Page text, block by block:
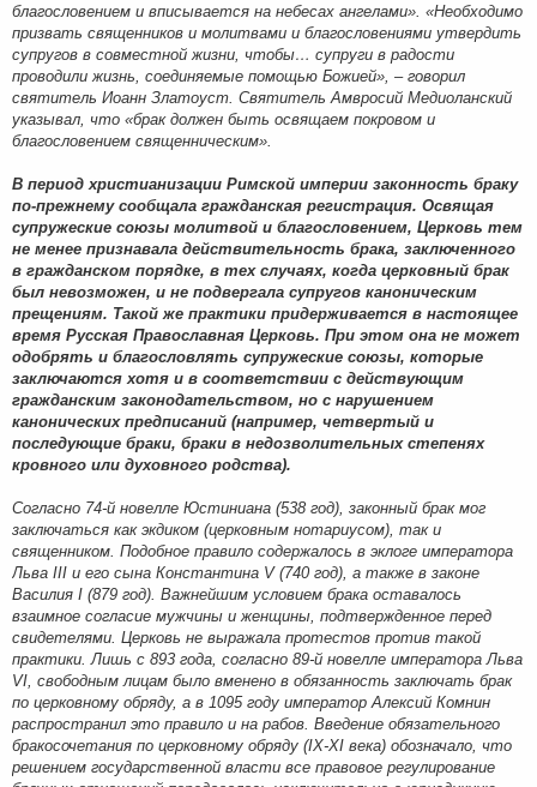
благословением и вписывается на небесах ангелами». «Необходимо
призвать священников и молитвами и благословениями утвердить
супругов в совместной жизни, чтобы… супруги в радости
проводили жизнь, соединяемые помощью Божией», – говорил
святитель Иоанн Златоуст. Святитель Амвросий Медиоланский
указывал, что «брак должен быть освящаем покровом и
благословением священническим».
В период христианизации Римской империи законность браку
по-прежнему сообщала гражданская регистрация. Освящая
супружеские союзы молитвой и благословением, Церковь тем
не менее признавала действительность брака, заключенного
в гражданском порядке, в тех случаях, когда церковный брак
был невозможен, и не подвергала супругов каноническим
прещениям. Такой же практики придерживается в настоящее
время Русская Православная Церковь. При этом она не может
одобрять и благословлять супружеские союзы, которые
заключаются хотя и в соответствии с действующим
гражданским законодательством, но с нарушением
канонических предписаний (например, четвертый и
последующие браки, браки в недозволительных степенях
кровного или духовного родства).
Согласно 74-й новелле Юстиниана (538 год), законный брак мог
заключаться как экдиком (церковным нотариусом), так и
священником. Подобное правило содержалось в эклоге императора
Льва III и его сына Константина V (740 год), а также в законе
Василия I (879 год). Важнейшим условием брака оставалось
взаимное согласие мужчины и женщины, подтвержденное перед
свидетелями. Церковь не выражала протестов против такой
практики. Лишь с 893 года, согласно 89-й новелле императора Льва
VI, свободным лицам было вменено в обязанность заключать брак
по церковному обряду, а в 1095 году император Алексий Комнин
распространил это правило и на рабов. Введение обязательного
бракосочетания по церковному обряду (IX-XI века) обозначало, что
решением государственной власти все правовое регулирование